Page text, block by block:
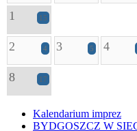
1 15
2 4 3 5 4
8 17
Kalendarium imprez
BYDGOSZCZ W